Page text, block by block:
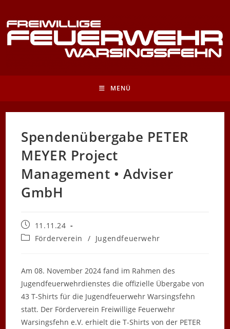
Inhalt
springen
MENÜ
Spendenübergabe PETER
MEYER Project
Management • Adviser
GmbH
Beitrag
veröffentlicht:
11.11.24
Beitrags-
Förderverein / Jugendfeuerwehr
Am 08. November 2024 fand im Rahmen des
Jugendfeuerwehrdienstes die offizielle Übergabe von
43 T-Shirts für die Jugendfeuerwehr Warsingsfehn
statt. Der Förderverein Freiwillige Feuerwehr
Warsingsfehn e.V. erhielt die T-Shirts von der PETER